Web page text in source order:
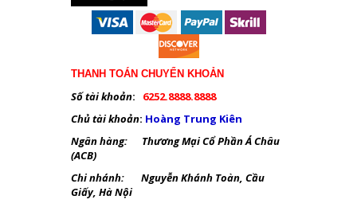
THANH TOÁN CHUYỂN KHOẢN
Số tài khoản:
6252.8888.8888
Chủ tài khoản: Hoàng Trung Kiên
Ngân hàng: Thương Mại Cổ Phần Á Châu
(ACB)
Chi nhánh: Nguyễn Khánh Toàn, Cầu
Giấy, Hà Nội